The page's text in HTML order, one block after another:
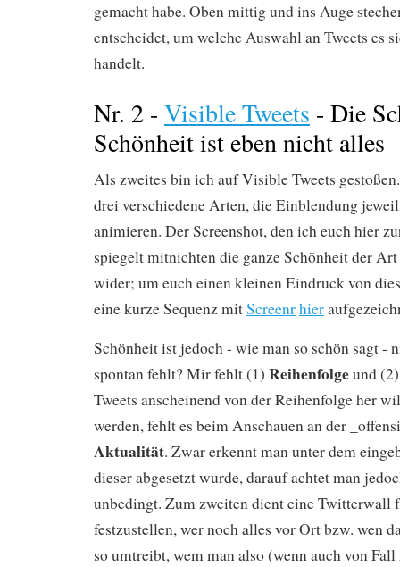
gemacht habe. Oben mittig und ins Auge
entscheidet, um welche Auswahl an Tweets es
handelt.
Nr. 2 - Visible Tweets - Die
Schönheit ist eben nicht alles
Als zweites bin ich auf Visible Tweets
drei verschiedene Arten, die Einblendung
animieren. Der Screenshot, den ich euch hier
spiegelt mitnichten die ganze Schönheit der
wider; um euch einen kleinen Eindruck von
eine kurze Sequenz mitScreenrhier
Schönheit ist jedoch - wie man so schön sagt -
spontan fehlt? Mir fehlt (1) Reihenfolgeund
Tweets anscheinend von der Reihenfolge her
werden, fehlt es beim Anschauen an der
Aktualität. Zwar erkennt man unter dem
dieser abgesetzt wurde, darauf achtet man
unbedingt. Zum zweiten dient eine Twitterwall
festzustellen, wer noch alles vor Ort bzw. wen
so umtreibt, wem man also (wenn auch von